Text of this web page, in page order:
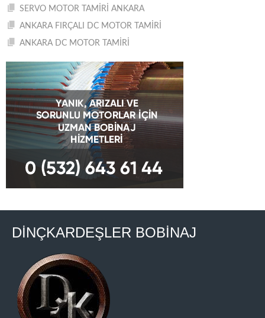
SERVO MOTOR TAMİRİ ANKARA
ANKARA FIRÇALI DC MOTOR TAMİRİ
ANKARA DC MOTOR TAMİRİ
DİNÇKARDEŞLER BOBİNAJ